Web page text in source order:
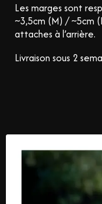
Les marges sont
~3,5cm (M) / ~5cm
attaches à l’arrière.
Livraison sous 2